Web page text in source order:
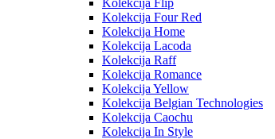
Kolekcija Flip
Kolekcija Four Red
Kolekcija Home
Kolekcija Lacoda
Kolekcija Raff
Kolekcija Romance
Kolekcija Yellow
Kolekcija Belgian Technologies
Kolekcija Caochu
Kolekcija In Style